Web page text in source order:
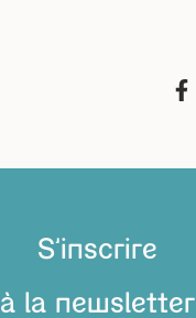
S'inscrire
à la newsletter